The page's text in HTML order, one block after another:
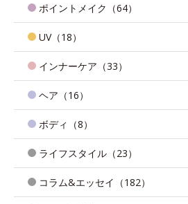
ポイントメイク（64）
UV（18）
インナーケア（33）
ヘア（16）
ボディ（8）
ライフスタイル（23）
コラム&エッセイ（182）